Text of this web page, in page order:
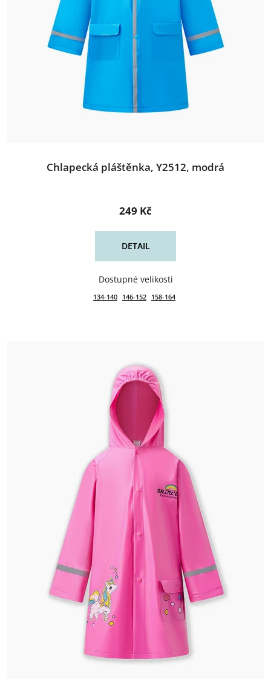
Chlapecká pláštěnka, Y2512, modrá
249 Kč
DETAIL
134-140 146-152 158-164